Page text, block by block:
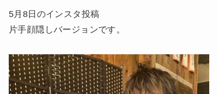
5月8日のインスタ投稿
片手顔隠しバージョンです。